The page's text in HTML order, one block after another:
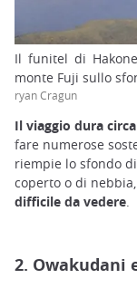
Il funitel di
monte Fuji sullo
ryan Cragun
Il viaggio dura
fare numerose
riempie lo sfondo
coperto o di
difficile da vedere
2. Owakudani